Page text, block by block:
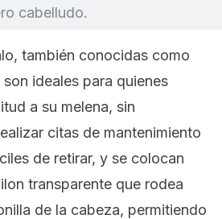
cabelludo.
también conocidas como
son ideales para quienes
a su melena, sin
citas de mantenimiento
de retirar, y se colocan
transparente que rodea
de la cabeza, permitiendo